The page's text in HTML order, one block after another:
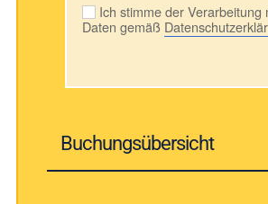
Ich stimme der Verarbeitung
Daten gemäß
Buchungsübersicht